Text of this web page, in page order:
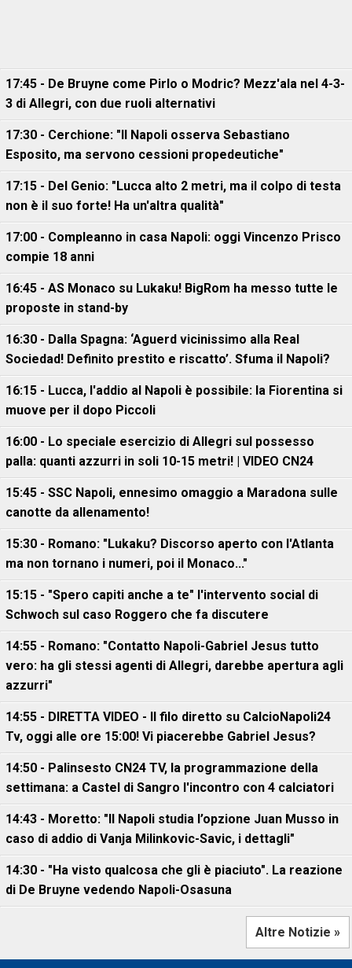
17:45 - De Bruyne come Pirlo o Modric? Mezz'ala nel 4-3-
3 di Allegri, con due ruoli alternativi
17:30 - Cerchione: "Il Napoli osserva Sebastiano
Esposito, ma servono cessioni propedeutiche"
17:15 - Del Genio: "Lucca alto 2 metri, ma il colpo di testa
non è il suo forte! Ha un'altra qualità"
17:00 - Compleanno in casa Napoli: oggi Vincenzo Prisco
compie 18 anni
16:45 - AS Monaco su Lukaku! BigRom ha messo tutte le
proposte in stand-by
16:30 - Dalla Spagna: ‘Aguerd vicinissimo alla Real
Sociedad! Definito prestito e riscatto’. Sfuma il Napoli?
16:15 - Lucca, l'addio al Napoli è possibile: la Fiorentina si
muove per il dopo Piccoli
16:00 - Lo speciale esercizio di Allegri sul possesso
palla: quanti azzurri in soli 10-15 metri! | VIDEO CN24
15:45 - SSC Napoli, ennesimo omaggio a Maradona sulle
canotte da allenamento!
15:30 - Romano: "Lukaku? Discorso aperto con l'Atlanta
ma non tornano i numeri, poi il Monaco..."
15:15 - "Spero capiti anche a te" l'intervento social di
Schwoch sul caso Roggero che fa discutere
14:55 - Romano: "Contatto Napoli-Gabriel Jesus tutto
vero: ha gli stessi agenti di Allegri, darebbe apertura agli
azzurri"
14:55 - DIRETTA VIDEO - Il filo diretto su CalcioNapoli24
Tv, oggi alle ore 15:00! Vi piacerebbe Gabriel Jesus?
14:50 - Palinsesto CN24 TV, la programmazione della
settimana: a Castel di Sangro l'incontro con 4 calciatori
14:43 - Moretto: "Il Napoli studia l’opzione Juan Musso in
caso di addio di Vanja Milinkovic-Savic, i dettagli"
14:30 - "Ha visto qualcosa che gli è piaciuto". La reazione
di De Bruyne vedendo Napoli-Osasuna
Altre Notizie »